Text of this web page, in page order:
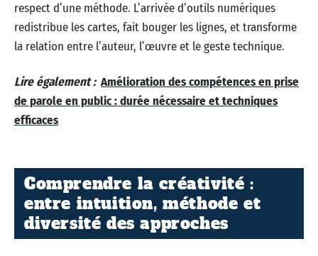
respect d’une méthode. L’arrivée d’outils numériques
redistribue les cartes, fait bouger les lignes, et transforme
la relation entre l’auteur, l’œuvre et le geste technique.
Lire également : Amélioration des compétences en prise
de parole en public : durée nécessaire et techniques
efficaces
Comprendre la créativité :
entre intuition, méthode et
diversité des approches